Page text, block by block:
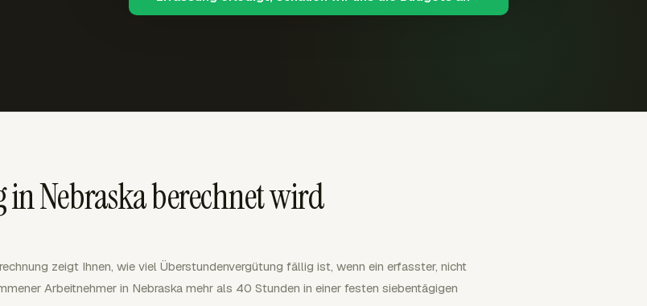
Nebraska berechnet wird
zeigt Ihnen, wie viel Überstundenvergütung fällig ist, wenn ein erfasster, nicht
Arbeitnehmer in Nebraska mehr als 40 Stunden in einer festen siebentägigen